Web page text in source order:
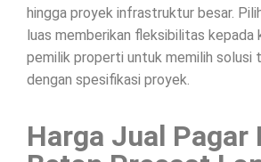
hingga proyek infrastruktur besar.
luas memberikan fleksibilitas kepada
pemilik properti untuk memilih solusi
dengan spesifikasi proyek.
Harga Jual Pagar